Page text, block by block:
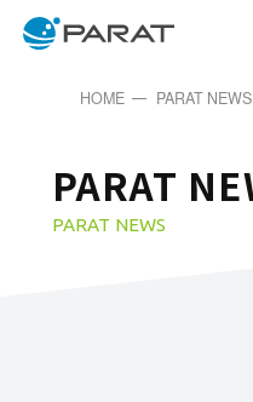
PARAT
PARAT NEWS
HOME PARAT NEWS